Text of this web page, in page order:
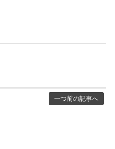
一つ前の記事へ